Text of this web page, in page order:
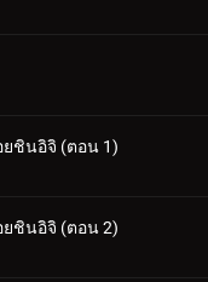
ชินอิจิ (ตอน 1)
ชินอิจิ (ตอน 2)